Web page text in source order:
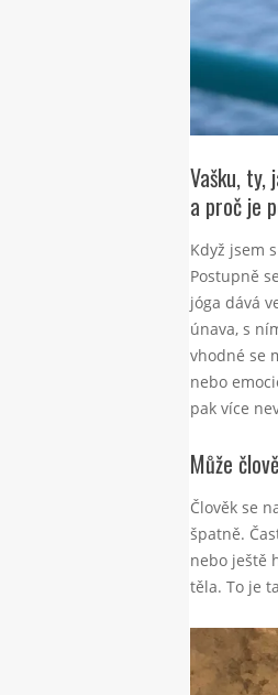
Vašku,
a proč je
Když jsem
Postupně
jóga dává
únava, s
vhodné se
nebo
pak více
Může
Člověk se
špatně.
nebo ještě
těla. To je